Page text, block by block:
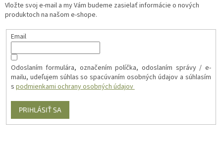
Vložte svoj e-mail a my Vám budeme zasielať informácie o nových
produktoch na našom e-shope.
Email
Odoslaním formulára, označením políčka, odoslaním správy / e-
mailu, udeľujem súhlas so spacúvaním osobných údajov a súhlasím
s podmienkami ochrany osobných údajov
PRIHLÁSIŤ SA